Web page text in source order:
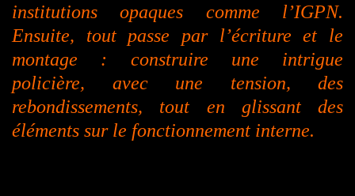
institutions opaques comme l’IGPN.
Ensuite, tout passe par l’écriture et le
montage : construire une intrigue
policière, avec une tension, des
rebondissements, tout en glissant des
éléments sur le fonctionnement interne.